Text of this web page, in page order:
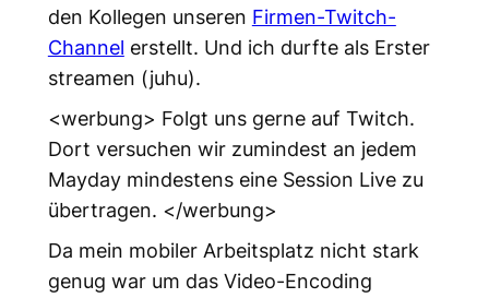
den Kollegen unseren Firmen-Twitch-
Channel erstellt. Und ich durfte als Erster
streamen (juhu).
<werbung> Folgt uns gerne auf Twitch.
Dort versuchen wir zumindest an jedem
Mayday mindestens eine Session Live zu
übertragen. </werbung>
Da mein mobiler Arbeitsplatz nicht stark
genug war um das Video-Encoding